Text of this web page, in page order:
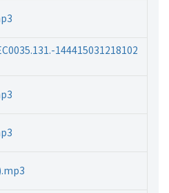
144415031218102